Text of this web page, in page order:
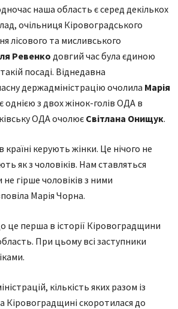
наша область є серед декількох
очільниця Кіровоградського
лісового та мисливського
Ревенко довгий час була єдиною
посаді. Віднедавна
держадміністрацію очолила Марія
однією з двох жінок-голів ОДА в
ОДА очолює Світлана Онищук.
керують жінки. Це нічого не
як з чоловіків. Нам ставляться
не гірше чоловіків з ними
Марія Чорна.
це перша в історії Кіровоградщини
При цьому всі заступники
кількість яких разом із
Кіровоградщині скоротилася до